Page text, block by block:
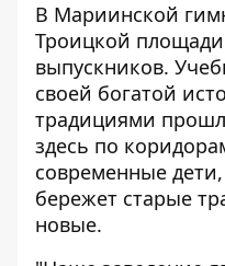
В Мариинской
Троицкой площади
выпускников.
своей богатой
традициями
здесь по
современные
бережет старые
новые.